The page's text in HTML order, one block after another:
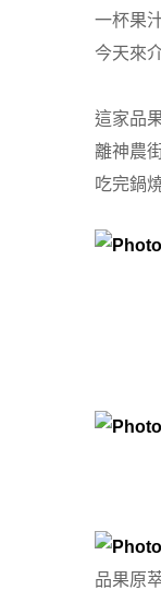
一杯果
今天來
這家品
離神農
吃完鍋
品果原